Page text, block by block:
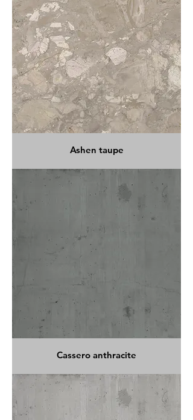
Ashen taupe
Cassero anthracite